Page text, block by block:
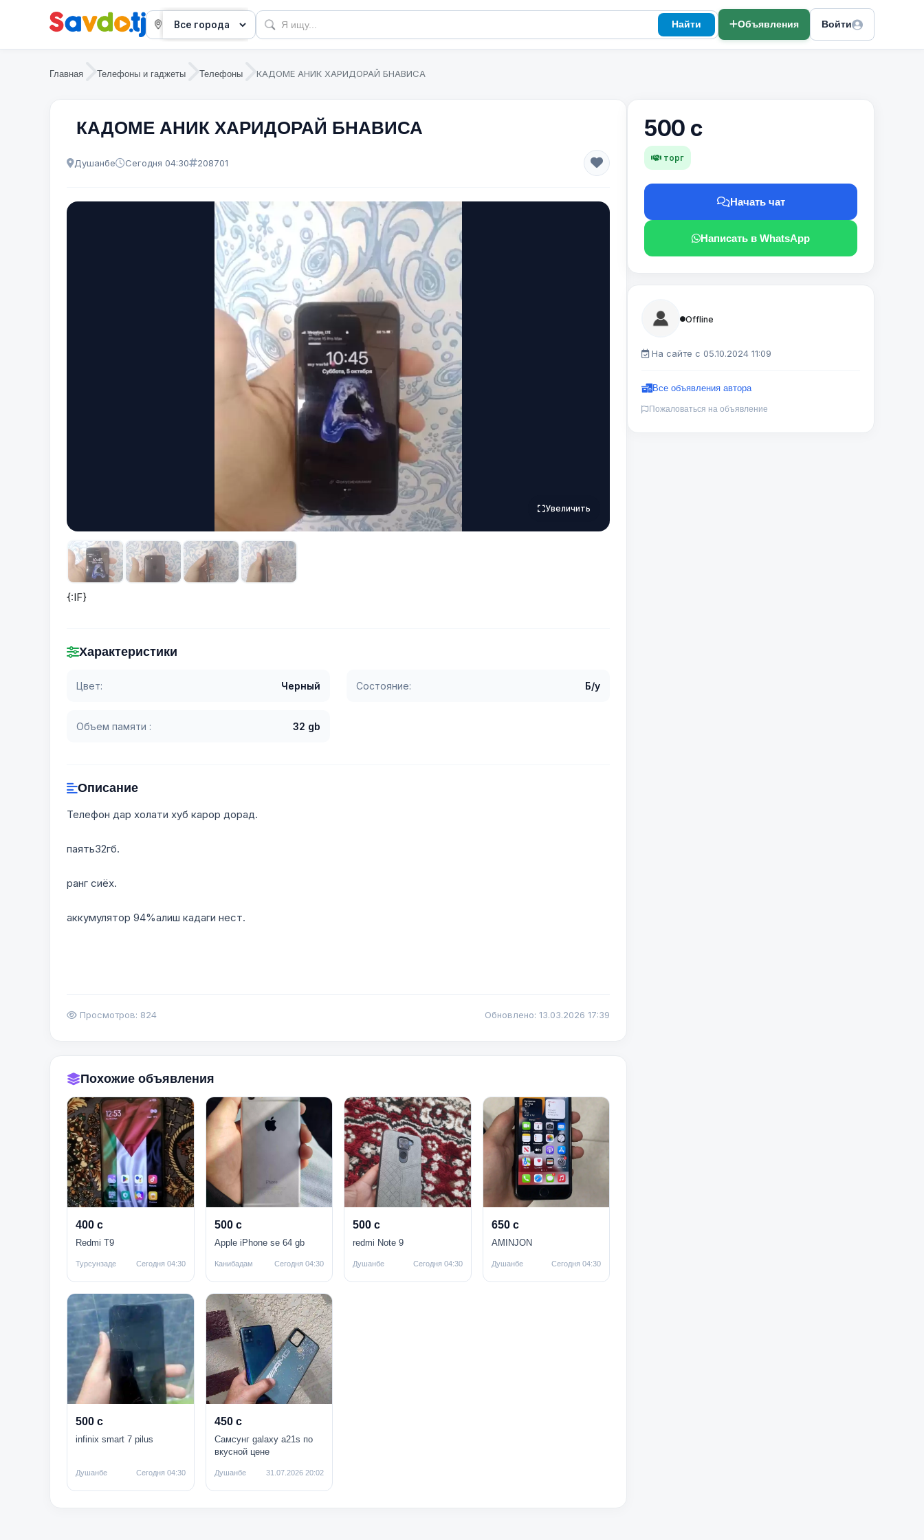
Найти Объявления Войти
Главная Телефоны и гаджеты Телефоны КАДОМЕ АНИК ХАРИДОРАЙ БНАВИСА
КАДОМЕ АНИК ХАРИДОРАЙ БНАВИСА
Душанбе Сегодня 04:30 208701
Увеличить
{:IF}
Характеристики
Цвет: Черный Состояние: Б/у
Объем памяти : 32 gb
Описание
Телефон дар холати хуб карор дорад.
паять32гб.
ранг сиёх.
аккумулятор 94%алиш кадаги нест.
Просмотров: 824 Обновлено: 13.03.2026 17:39
Похожие объявления
400 с
Redmi T9
Турсунзаде Сегодня 04:30
500 с
Apple iPhone se 64 gb
Канибадам Сегодня 04:30
500 с
redmi Note 9
Душанбе Сегодня 04:30
650 с
AMINJON
Душанбе Сегодня 04:30
500 с
infinix smart 7 pilus
Душанбе Сегодня 04:30
450 с
Самсунг galaxy а21s по
вкусной цене
Душанбе 31.07.2026 20:02
500 с
торг
Начать чат
Написать в WhatsApp
Offline
На сайте с 05.10.2024 11:09
Все объявления автора
Пожаловаться на объявление